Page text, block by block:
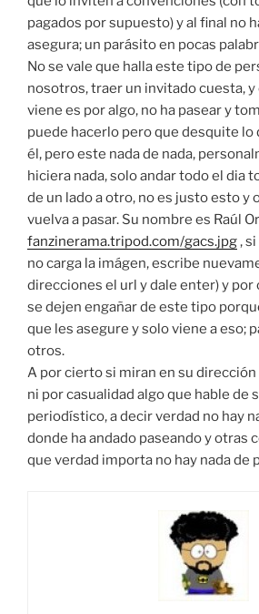
pagados por supuesto) y al final no
asegura; un parásito en pocas
No se vale que halla este tipo de
nosotros, traer un invitado cuesta, y
viene es por algo, no ha pasear y
puede hacerlo pero que desquite lo
él, pero este nada de nada,
hiciera nada, solo andar todo el dia
de un lado a otro, no es justo esto y
vuelva a pasar. Su nombre es Raúl
fanzinerama.tripod.com/gacs.jpg,
no carga la imágen, escribe
direcciones el url y dale enter) y por
se dejen engañar de este tipo
que les asegure y solo viene a eso;
otros.
A por cierto si miran en su
ni por casualidad algo que hable de
periodístico, a decir verdad no hay
donde ha andado paseando y otras
que verdad importa no hay nada de